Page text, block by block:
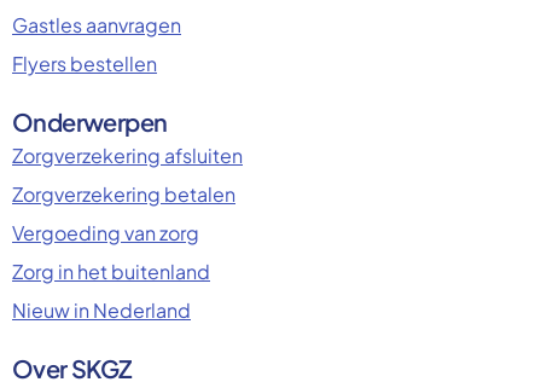
Gastles aanvragen
Flyers bestellen
Onderwerpen
Zorgverzekering afsluiten
Zorgverzekering betalen
Vergoeding van zorg
Zorg in het buitenland
Nieuw in Nederland
Over SKGZ